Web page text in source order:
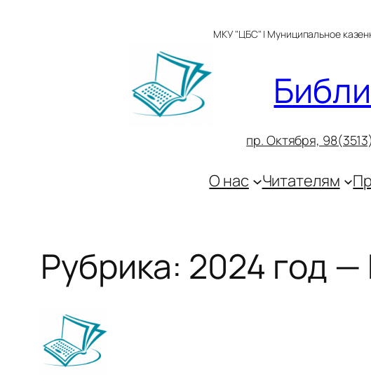
МКУ "ЦБС" | Муниципальное
пр. Октября, 9
О нас Читателям
Рубрика: 2024 год —